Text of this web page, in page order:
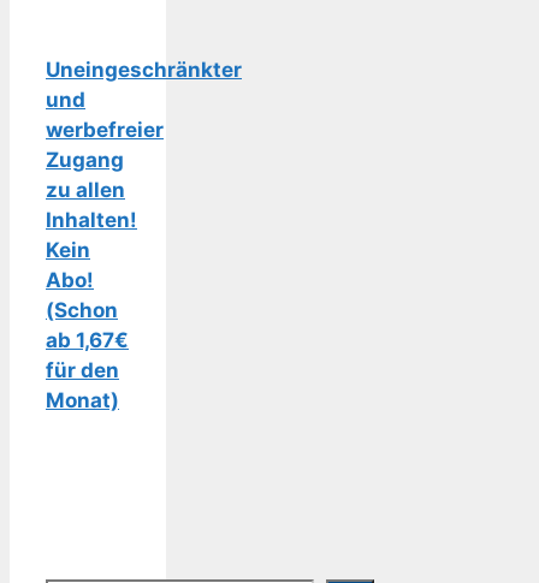
Uneingeschränkter
und
werbefreier
Zugang
zu allen
Inhalten!
Kein
Abo!
(Schon
ab 1,67€
für den
Monat)